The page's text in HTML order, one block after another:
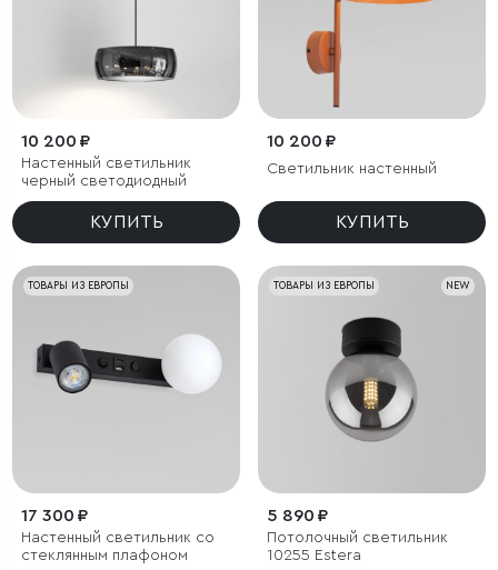
10 200 ₽
Настенный светильник
черный светодиодный
КУПИТЬ
10 200 ₽
Светильник настенный
КУПИТЬ
ТОВАРЫ ИЗ ЕВРОПЫ
17 300 ₽
Настенный светильник со
стеклянным плафоном
NEW
ТОВАРЫ ИЗ ЕВРОПЫ
5 890 ₽
Потолочный светильник
10255 Estera